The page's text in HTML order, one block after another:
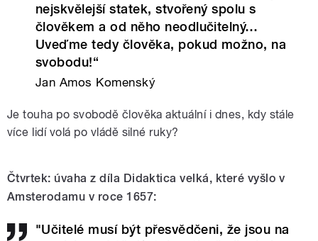
nejskvělejší statek, stvořený spolu s
člověkem a od něho neodlučitelný…
Uveďme tedy člověka, pokud možno, na
svobodu!“
Jan Amos Komenský
Je touha po svobodě člověka aktuální i dnes, kdy stále
více lidí volá po vládě silné ruky?
Čtvrtek: úvaha z díla Didaktica velká, které vyšlo v
Amsterodamu v roce 1657:
"Učitelé musí být přesvědčeni, že jsou na